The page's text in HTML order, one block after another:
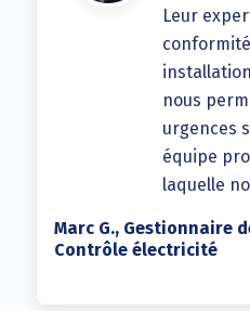
Leur
nous
urgences
équipe
laquelle
Marc G., Gestionnaire
Contrôle électricité